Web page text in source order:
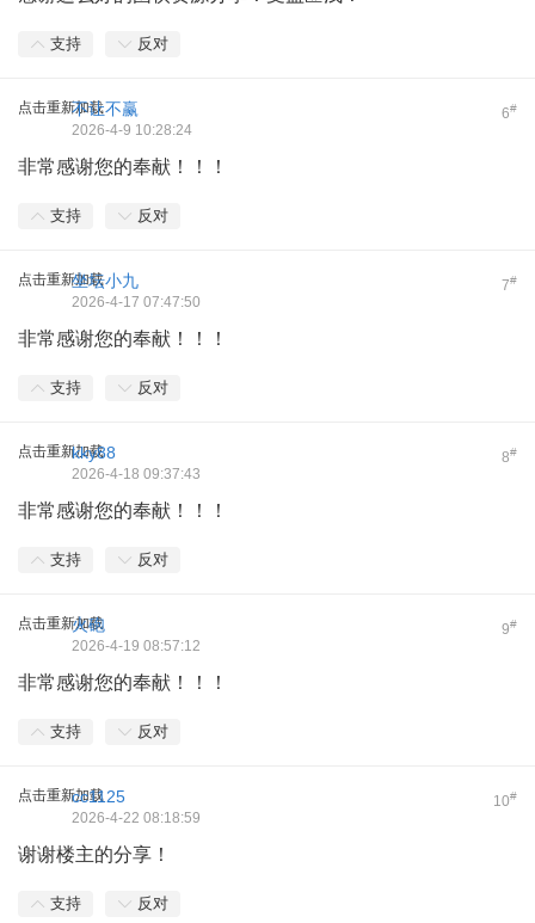
支持 反对
点击重新加载 6#
不让不赢
2026-4-9 10:28:24
非常感谢您的奉献！！！
支持 反对
点击重新加载 7#
坐坛小九
2026-4-17 07:47:50
非常感谢您的奉献！！！
支持 反对
点击重新加载 8#
kky88
2026-4-18 09:37:43
非常感谢您的奉献！！！
支持 反对
点击重新加载 9#
火砲
2026-4-19 08:57:12
非常感谢您的奉献！！！
支持 反对
点击重新加载 10#
cc1125
2026-4-22 08:18:59
谢谢楼主的分享！
支持 反对